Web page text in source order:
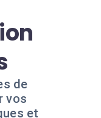
de
vos
et